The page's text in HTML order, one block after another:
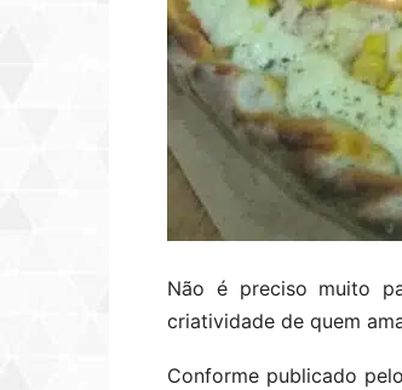
Não é preciso muito
criatividade de quem
Conforme publicado pelo